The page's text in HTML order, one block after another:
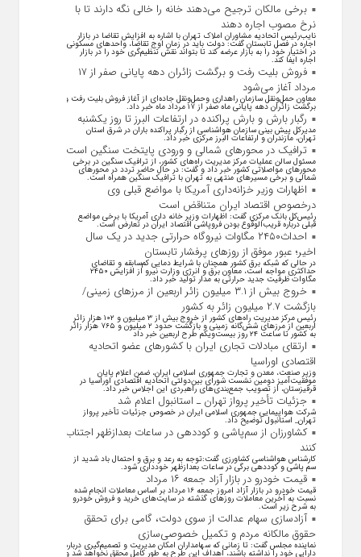
برخی مالکان ترجیح می‌دهند خانه را خالی نگه دارند تا با
نرخ مصوب اجاره دهند
نایب‌رئیس اتحادیه مشاوران املاک تهران با اشاره به افزایش تقاضا در بازار
اجاره در فصل تابستان گفت: دولت باید در زمان اوج تقاضا، واحد‌های مسکونی
در اختیار خود را به بازار عرضه کند تا بتواند نقش تنظیم‌گری خود را در بازار
اجاره ایفا کند.
فروش بلیت رفت و برگشت زائران دهه پایانی صفر از ۱۷
مرداد آغاز می‌شود
معاون حمل‌ونقل سازمان راهداری وحمل‌و‌نقل جاده‌ای از آغاز فروش بلیت رفت و
برگشت زائران دهه پایانی ماه صفر از ۱۷ مرداد ماه خبر داد.
رگبار بارش و بارش پراکنده در ارتفاعات البرز تا روز یکشنبه
مدیرکل پیش بینی سازمان هواشناسی از رگبار پراکنده باران در شرق استان
تهران، مازندران و ارتفاعات البرز مرکزی خبر داد.
ترافیک در محورهای شمالی و ورودی پایتخت سنگین است
مسئول سالن عملیات مرکز مدیریت راه‌های کشور، از ترافیک سنگین در برخی
محورهای مواصلاتی کشور خبر داد و گفت: در حال حاضر تردد در محورهای
شمالی و برخی مسیرهای منتهی به تهران با ترافیک سنگین همراه است.
اظهارات وزیر خزانه‌داری آمریکا با مواضع قبلی وی
درخصوص اقتصاد ایران متناقض است
رئیس‌کل بانک مرکزی گفت: اظهارات وزیر خانه داری آمریکا با برخی مواضع
قبلی درباره قریب‌الوقوع بودن فروپاشی اقتصاد ایران در تعارض است.
احداث۲۴۵۰ مگاوات نیروگاه حرارتی جدید در یک سال
اخیر؛ عبور موفق از روز‌های پرفشار تابستان
در حالی که شبکه برق کشور همچنان با شرایط دمایی کم‌سابقه و تقاضای
حداکثری مواجه است، معاون برق و انرژی وزارت نیرو از افزایش ۲۴۵۰
مگاوات ظرفیت جدید حرارتی به مدار تولید خبر داد.
خروج بیش از ۳.۱ میلیون زائر اربعین از مرزهای زمینی/
بازگشت ۲.۷ میلیون زائر به کشور
رئیس مرکز مدیریت راه‌های کشور از خروج بیش از ۳ میلیون و ۱۰۲ هزار زائر
اربعین از مرزهای شش‌گانه زمینی و بازگشت حدود ۲ میلیون و ۷۶۵ هزار زائر
به کشور تا ساعت ۲۴ روز بیست‌ویکم طرح اربعین خبر داد
ارتقای مبادلات تجاری ایران با کشور‌های عضو اتحادیه
اقتصادی اوراسیا
وزیر صنعت، معدن و تجارت جمهوری اسلامی ایران، ضمن اعلام پایان
موفقیت‌آمیز دومین نشست شورای بین‌دولتی اتحادیه اقتصادی اوراسیا در
قرقیزستان، از تصویب جمع‌بندی‌های راهبردی این اجلاس خبر داد.
جزئیات تأخیر پرواز تهران ـ استانبول اعلام شد
شرکت هواپیمایی جمهوری اسلامی ایران در خصوص جزئیات تأخیر پرواز
تهران_ استانبول توضیح داد.
کشاورزان از سم‌پاشی و کوددهی در ساعات بعدازظهر اجتناب
کنند
کارشناس هواشناسی کشاورزی گفت:توجه به رعد و برق و احتمال باد شدید از
سم پاشی و کوددهی برگی در ساعات بعدازظهر خودداری شود.
قیمت خودرو در بازار آزاد جمعه ۱۶ مرداد
قیمت خودرو در بازار آزاد امروز جمعه ۱۶ مرداد بر اساس معاملات انجام شده
نسبت به آخرین معاملات روز‌های گذشته در سایت‌های خرید و فروش خودرو
به شرح زیر است.
آزادسازی سهام عدالت از سوی دولت، گامی برای تحقق
حقوق مالکانه مردم و تکمیل خصوصی‌سازی
نماینده مجلس گفت: تا زمانی که سهامداران امکان مدیریت و تصمیم‌گیری درباره
دارایی خود را نداشته باشند، اهداف این طرح به طور کامل محقق نخواهد شد و